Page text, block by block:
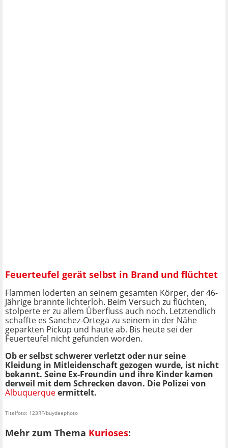
Feuerteufel gerät selbst in Brand und flüchtet
Flammen loderten an seinem gesamten Körper, der 46-
Jährige brannte lichterloh. Beim Versuch zu flüchten,
stolperte er zu allem Überfluss auch noch. Letztendlich
schaffte es Sanchez-Ortega zu seinem in der Nähe
geparkten Pickup und haute ab. Bis heute sei der
Feuerteufel nicht gefunden worden.
Ob er selbst schwerer verletzt oder nur seine
Kleidung in Mitleidenschaft gezogen wurde, ist nicht
bekannt. Seine Ex-Freundin und ihre Kinder kamen
derweil mit dem Schrecken davon. Die Polizei von
Albuquerqueermittelt.
Titelfoto: 123RF/buydeephoto
Mehr zum Thema Kurioses: